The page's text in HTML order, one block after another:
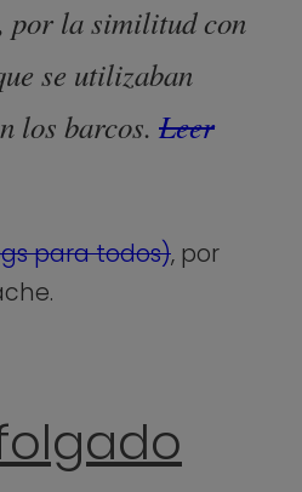
por la similitud con
se utilizaban
los barcos. Leer
para todos), por